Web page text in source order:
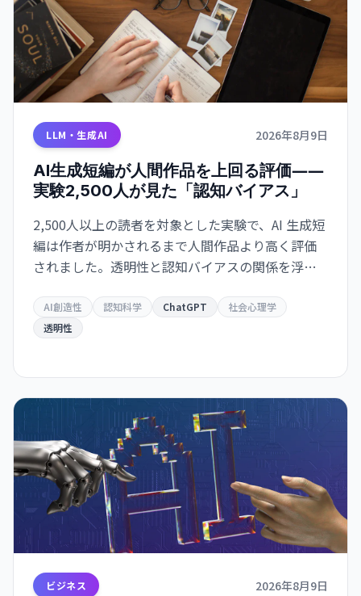
LLM・生成AI 2026年8月9日
AI生成短編が人間作品を上回る評価――
実験2,500人が見た「認知バイアス」
2,500人以上の読者を対象とした実験で、AI 生成短
編は作者が明かされるまで人間作品より高く評価
されました。透明性と認知バイアスの関係を浮き
AI創造性 認知科学 ChatGPT
社会心理学
透明性
ビジネス 2026年8月9日